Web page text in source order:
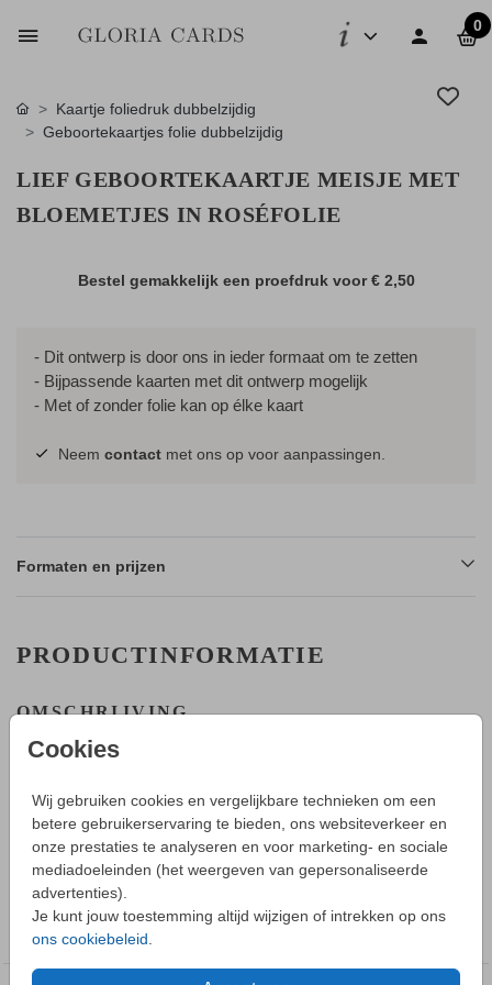
0
Cookies
Wij gebruiken cookies en vergelijkbare technieken om een
betere gebruikerservaring te bieden, ons websiteverkeer en
onze prestaties te analyseren en voor marketing- en sociale
mediadoeleinden (het weergeven van gepersonaliseerde
advertenties).
Je kunt jouw toestemming altijd wijzigen of intrekken op ons
ons cookiebeleid
Kaartje foliedruk dubbelzijdig
Geboortekaartjes folie dubbelzijdig
LIEF GEBOORTEKAARTJE MEISJE MET
BLOEMETJES IN ROSÉFOLIE
Bestel gemakkelijk een proefdruk voor€ 2,50
- Dit ontwerp is door ons in ieder formaat om te zetten
- Bijpassende kaarten met dit ontwerp mogelijk
- Met of zonder folie kan op élke kaart
Neem contact met ons op voor aanpassingen.
Formaten en prijzen
PRODUCTINFORMATIE
OMSCHRIJVING
de naam van jullie dochtertje.
HOE WERKT HET?
- Maak in de editor een mooi ontwerp van dit geboortekaartje.
- Sla deze op in je account en bestel daarna een proefdruk.
- Tijdens bestellen kun je kiezen uit verschillende formaten,
papiersoorten en envelopkleuren.
- Bij je 1e proefdruk ontvang je een proefsetje van
papiersoorten en envelopkleuren.
- Als het geboortekaartje naar wens is kun je enveloppen
Toon meer
COLLECTIE
Geboortekaartjes folie dubbelzijdig